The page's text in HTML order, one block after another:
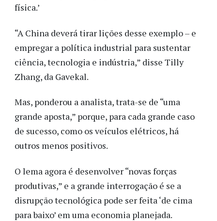
física.’
“A China deverá tirar lições desse exemplo – e
empregar a política industrial para sustentar
ciência, tecnologia e indústria,” disse Tilly
Zhang, da Gavekal.
Mas, ponderou a analista, trata-se de “uma
grande aposta,” porque, para cada grande caso
de sucesso, como os veículos elétricos, há
outros menos positivos.
O lema agora é desenvolver “novas forças
produtivas,” e a grande interrogação é se a
disrupção tecnológica pode ser feita ‘de cima
para baixo’ em uma economia planejada.